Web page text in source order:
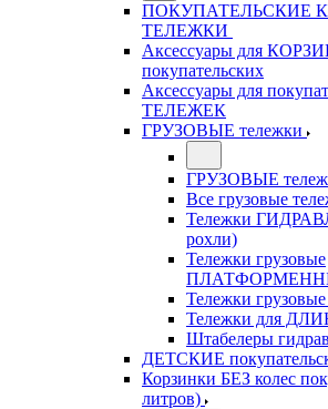
ПОКУПАТЕЛЬСКИЕ
ТЕЛЕЖКИ
Аксессуары для
покупательских
Аксессуары для
ТЕЛЕЖЕК
ГРУЗОВЫЕ тележки
ГРУЗОВЫЕ
Все грузовые
Тележки
рохли)
Тележки грузовые
Тележки
Тележки для
Штабелеры
ДЕТСКИЕ
Корзинки БЕЗ колес
литров)